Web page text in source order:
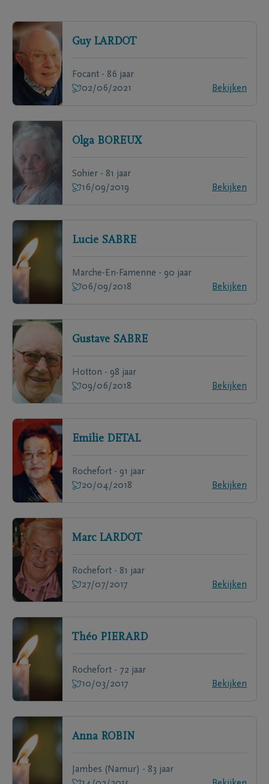
Guy LARDOT
Focant - 86 jaar
02/06/2021
Bekijken
Olga BOREUX
Sohier - 81 jaar
16/09/2019
Bekijken
Lucie SABRE
Marche-En-Famenne - 90 jaar
06/09/2018
Bekijken
Gustave SABRE
Hotton - 98 jaar
09/06/2018
Bekijken
Emilie DETAL
Rochefort - 91 jaar
20/04/2018
Bekijken
Marc LARDOT
Rochefort - 81 jaar
27/07/2017
Bekijken
Théo PIERARD
Rochefort - 72 jaar
10/03/2017
Bekijken
Anna ROBIN
Jambes (Namur) - 83 jaar